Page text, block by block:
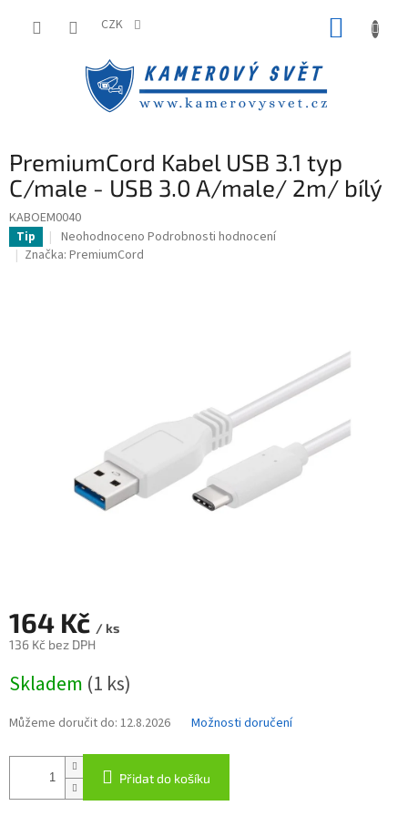
CZK
PremiumCord Kabel USB 3.1 typ
C/male - USB 3.0 A/male/ 2m/ bílý
KABOEM0040
Tip
Průměrné
hodnocení
Neohodnoceno Podrobnosti hodnocení
Značka: PremiumCord
164 Kč / ks
136 Kč bez DPH
cena:
Skladem (1 ks)
Můžeme doručit do: 12.8.2026 Možnosti doručení
Přidat do košíku